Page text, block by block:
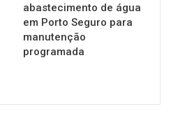
abastecimento de água
em Porto Seguro para
manutenção
programada